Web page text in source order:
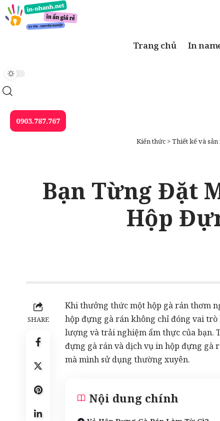
Trang chủ In
0903.787.767
Kiến thức >Thiết kế và
Bạn Từng Đặt
Hộp
SHARE
Khi thưởng thức một hộp gà rán thơm
hộp đựng gà rán không chỉ đóng vai
lượng và trải nghiệm ẩm thực của bạn.
đựng gà rán và dịch vụ in hộp đựng gà
mà mình sử dụng thường xuyên.
Nội dung chính